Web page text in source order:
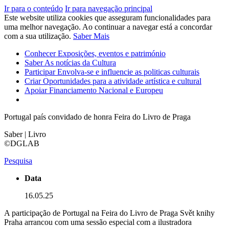
Ir para o conteúdo Ir para navegação principal
Este website utiliza cookies que asseguram funcionalidades para
uma melhor navegação. Ao continuar a navegar está a concordar
com a sua utilização. Saber Mais
ConhecerExposições, eventos e património
SaberAs notícias da Cultura
ParticiparEnvolva-se e influencie as politicas culturais
CriarOportunidades para a atividade artística e cultural
ApoiarFinanciamento Nacional e Europeu
Portugal país convidado de honra Feira do Livro de Praga
Saber | Livro
©DGLAB
Pesquisa
Data
16.05.25
A participação de Portugal na Feira do Livro de Praga Svět knihy
Praha arrancou com uma sessão especial com a ilustradora